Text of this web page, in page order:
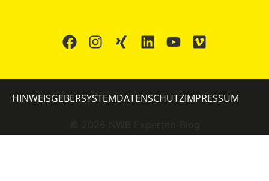
© 2026 NWB Experten-Blog
HINWEISGEBERSYSTEMDATENSCHUTZIMPRESSUM